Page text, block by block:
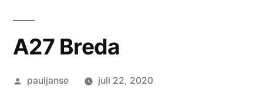
A27 Breda
Geplaatst
pauljanse juli 22, 2020